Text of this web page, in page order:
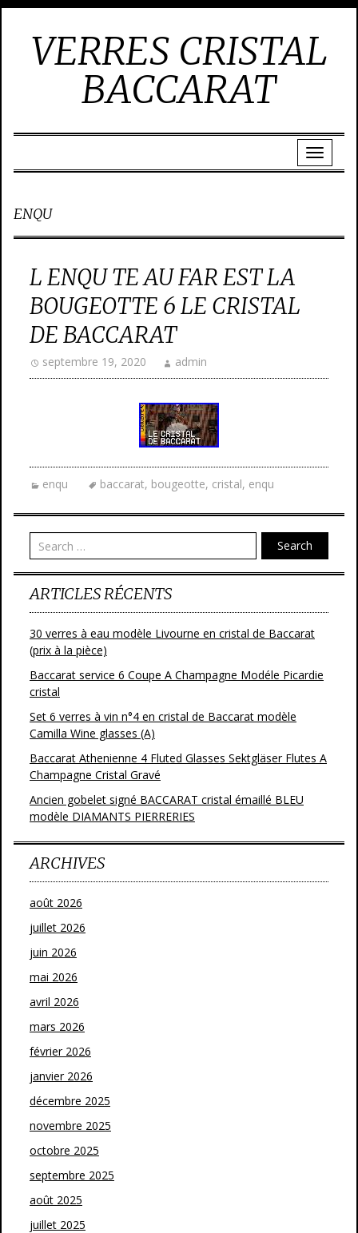
VERRES CRISTAL
BACCARAT
ENQU
L ENQU TE AU FAR EST LA
BOUGEOTTE 6 LE CRISTAL
DE BACCARAT
septembre 19, 2020 admin
enqu baccarat, bougeotte, cristal, enqu
Search
ARTICLES RÉCENTS
30 verres à eau modèle Livourne en cristal de Baccarat
(prix à la pièce)
Baccarat service 6 Coupe A Champagne Modéle Picardie
cristal
Set 6 verres à vin n°4 en cristal de Baccarat modèle
Camilla Wine glasses (A)
Baccarat Athenienne 4 Fluted Glasses Sektgläser Flutes A
Champagne Cristal Gravé
Ancien gobelet signé BACCARAT cristal émaillé BLEU
modèle DIAMANTS PIERRERIES
ARCHIVES
août 2026
juillet 2026
juin 2026
mai 2026
avril 2026
mars 2026
février 2026
janvier 2026
décembre 2025
novembre 2025
octobre 2025
septembre 2025
août 2025
juillet 2025